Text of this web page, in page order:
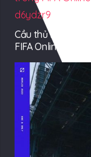
Cầu thủ FO3:
FIFA Online 3